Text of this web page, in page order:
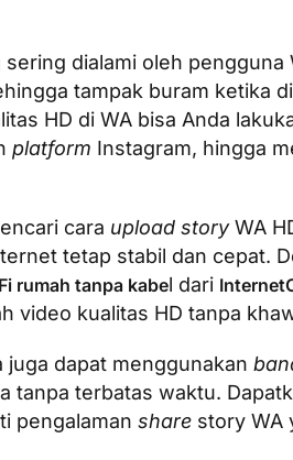
sering dialami oleh pengguna
tampak buram ketika
HD di WA bisa Anda
platform Instagram, hingga
cara upload storyWA
tetap stabil dan cepat.
rumah tanpa kabel dari
video kualitas HD tanpa
juga dapat menggunakan
tanpa terbatas waktu.
pengalaman share story WA